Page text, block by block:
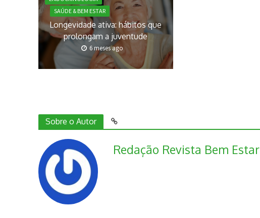
SAÚDE & BEM ESTAR
Longevidade ativa: hábitos que
prolongam a juventude
6 meses ago
Sobre o Autor
Redação Revista Bem Estar